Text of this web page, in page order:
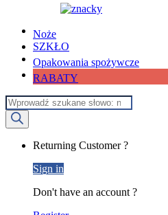
Noże
SZKŁO
Opakowania spożywcze
RABATY
Wyszukiwarka
produktów
Returning Customer ?
Sign in
Don't have an account ?